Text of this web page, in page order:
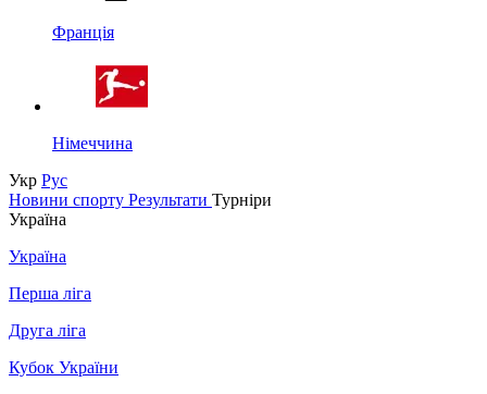
Франція
Німеччина
Укр Рус
Новини спорту Результати Турніри
Україна
Україна
Перша ліга
Друга ліга
Кубок України